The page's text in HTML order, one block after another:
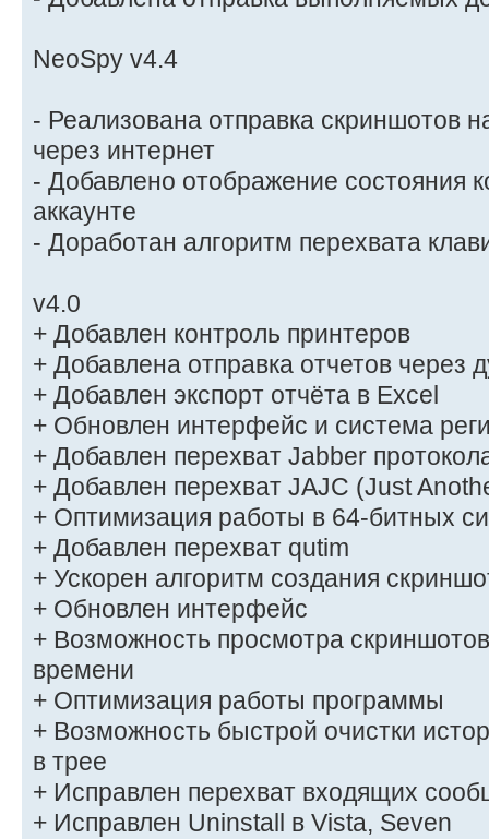
NeoSpy v4.4
- Реализована отправка скриншотов
через интернет
- Добавлено отображение состояния
аккаунте
- Доработан алгоритм перехвата
v4.0
+ Добавлен контроль принтеров
+ Добавлена отправка отчетов через
+ Добавлен экспорт отчёта в Excel
+ Обновлен интерфейс и система
+ Добавлен перехват Jabber
+ Добавлен перехват JAJC (Just
+ Оптимизация работы в 64-битных
+ Добавлен перехват qutim
+ Ускорен алгоритм создания
+ Обновлен интерфейс
+ Возможность просмотра
времени
+ Оптимизация работы программы
+ Возможность быстрой очистки
в трее
+ Исправлен перехват входящих
+ Исправлен Uninstall в Vista, Seven